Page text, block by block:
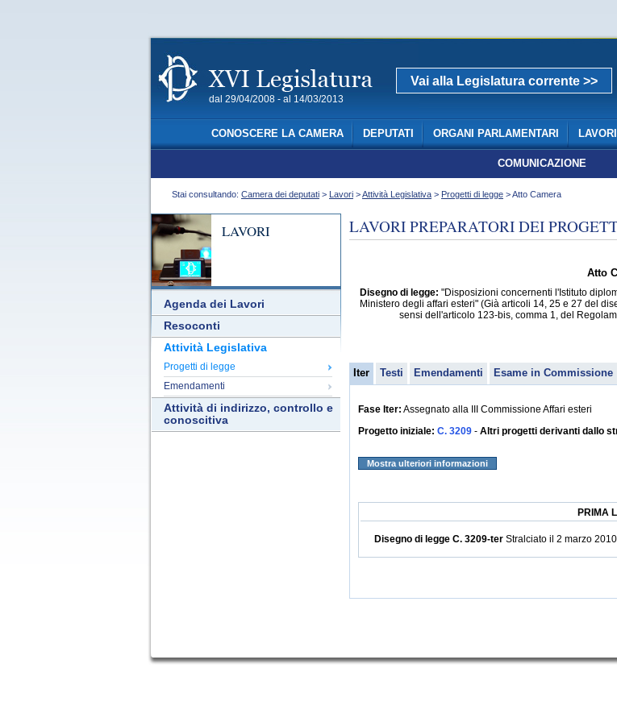
dal 29/04/2008 - al 14/03/2013
Vai alla Legislatura corrente >>
CONOSCERE LA CAMERA DEPUTATI ORGANI PARLAMENTARI LAVORI
COMUNICAZIONE
Stai consultando: Camera dei deputati > Lavori >Attività Legislativa > Progetti di legge > Atto Camera
LAVORI
Agenda dei Lavori
Resoconti
Attività Legislativa
Progetti di legge
Emendamenti
Attività di indirizzo, controllo e
conoscitiva
LAVORI PREPARATORI DEI
Atto
Disegno di legge: "Disposizioni concernenti l'Istituto
Ministero degli affari esteri" (Già articoli 14, 25 e 27 del
sensi dell'articolo 123-bis, comma 1, del
Iter Testi Emendamenti Esame in Commissione
Fase Iter: Assegnato alla III Commissione Affari esteri
Progetto iniziale: C. 3209 - Altri progetti derivanti dallo
Mostra ulteriori informazioni
PRIMA
Disegno di legge C. 3209-ter Stralciato il 2 marzo 2010